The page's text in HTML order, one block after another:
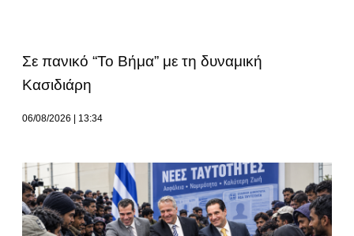
Σε πανικό “Το Βήμα” με τη δυναμική
Κασιδιάρη
06/08/2026 13:34